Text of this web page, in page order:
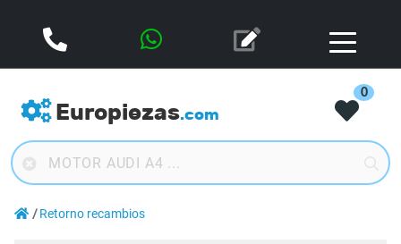
Europiezas.com
0
Retorno recambios